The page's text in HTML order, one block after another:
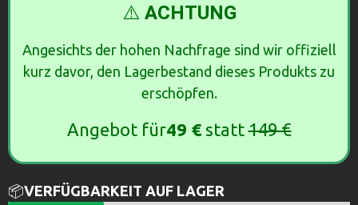
⚠️ ACHTUNG
Angesichts der hohen Nachfrage sind wir offiziell
kurz davor, den Lagerbestand dieses Produkts zu
erschöpfen.
Angebot für49 € statt149 €
📦VERFÜGBARKEIT AUF LAGER